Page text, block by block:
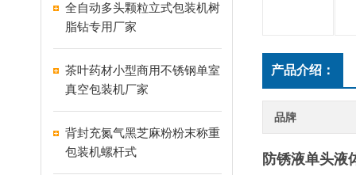
全自动多头颗粒立式包装机树
脂钻专用厂家
茶叶药材小型商用不锈钢单室
真空包装机厂家
背封充氮气黑芝麻粉粉末称重
包装机螺杆式
产品介绍：
品牌
防锈液单头液